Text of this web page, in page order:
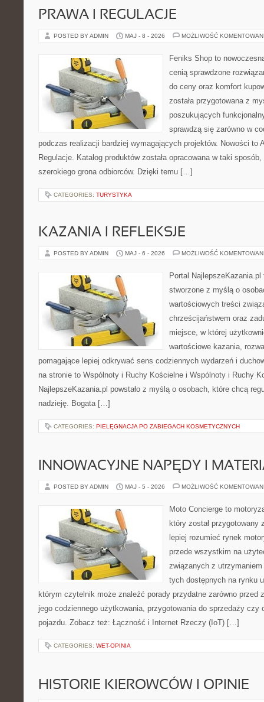
PRAWA I REGULACJE
POSTED BY ADMIN MAJ - 8 - 2026 MOŻLIWOŚĆ
Feniks Shop to
cenią sprawdzone
do ceny oraz komfort
została przygotowana z
poszukujących
sprawdzą się zarówno w
podczas realizacji bardziej wymagających projektów. Nowości to
Regulacje. Katalog produktów została opracowana w taki
szerokiego grona odbiorców. Dzięki temu […]
CATEGORIES: TURYSTYKA
KAZANIA I REFLEKSJE
POSTED BY ADMIN MAJ - 6 - 2026 MOŻLIWOŚĆ
Portal
stworzone z myślą o
wartościowych treści
chrześcijaństwem oraz
miejsce, w której
wartościowe kazania,
pomagające lepiej odkrywać sens codziennych wydarzeń i
na stronie to Wspólnoty i Ruchy Kościelne i Wspólnoty i Ruchy
NajlepszeKazania.pl powstało z myślą o osobach, które chcą
nadzieję. Bogata […]
CATEGORIES: PIELĘGNACJA PO ZABIEGACH KOSMETYCZNYCH
INNOWACYJNE NAPĘDY I
POSTED BY ADMIN MAJ - 5 - 2026 MOŻLIWOŚĆ
Moto Concierge to
który został
lepiej rozumieć rynek
przede wszystkim na
związanych z utrzymaniem
tych dostępnych na rynku
którym czytelnik może znaleźć porady przydatne zarówno przed
jego codziennego użytkowania, przygotowania do sprzedaży czy
pojazdu. Zobacz też: Łączność i Internet Rzeczy (IoT) […]
CATEGORIES: WET-OPINIA
HISTORIE KIEROWCÓW I OPINIE